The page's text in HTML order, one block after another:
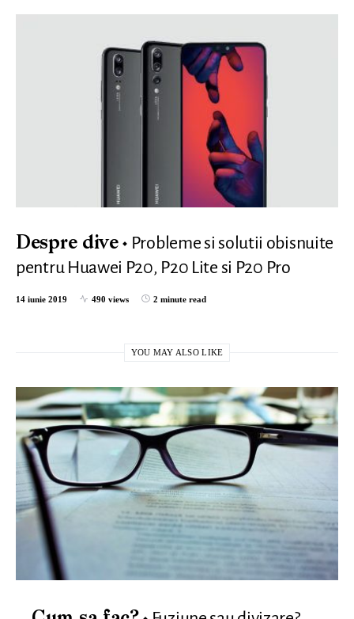
Despre dive
Probleme si solutii obisnuite
pentru Huawei P20, P20 Lite si P20 Pro
14 iunie 2019 490 views 2 minute read
YOU MAY ALSO LIKE